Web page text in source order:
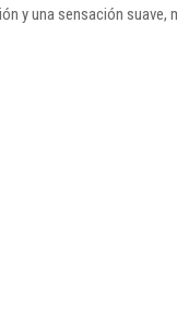
y una sensación